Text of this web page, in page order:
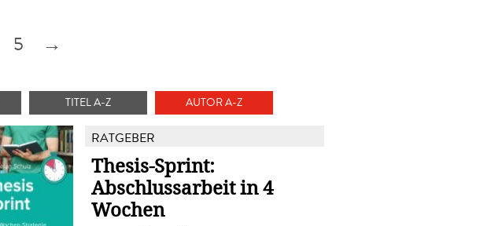
5 →
TITEL A-Z AUTOR A-Z
RATGEBER
Thesis-Sprint:
Abschlussarbeit in 4
Wochen